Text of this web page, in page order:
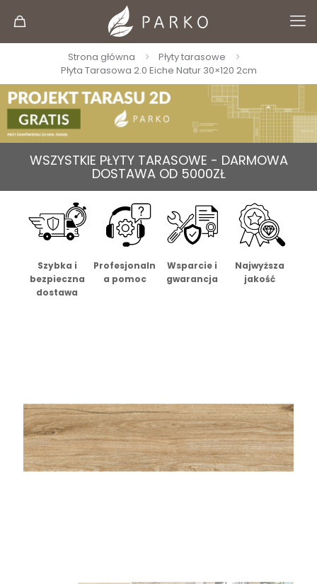
Strona główna
Płyty tarasowe
Płyta Tarasowa 2.0 Eiche Natur 30×120 2cm
WSZYSTKIE PŁYTY TARASOWE - DARMOWA
DOSTAWA OD 5000ZŁ
Szybka i
bezpieczna
dostawa
Profesjonaln
a pomoc
Wsparcie i
gwarancja
Najwyższa
jakość